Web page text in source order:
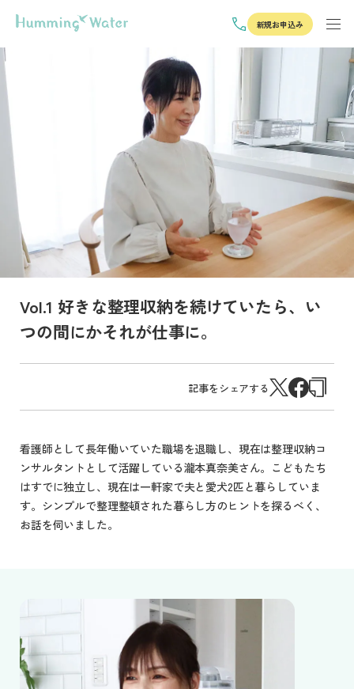
新規お申込み
Vol.1 好きな整理収納を続けていたら、い
つの間にかそれが仕事に。
記事をシェアする
看護師として長年働いていた職場を退職し、現在は整理収納コ
ンサルタントとして活躍している瀧本真奈美さん。こどもたち
はすでに独立し、現在は一軒家で夫と愛犬2匹と暮らしていま
す。シンプルで整理整頓された暮らし方のヒントを探るべく、
お話を伺いました。